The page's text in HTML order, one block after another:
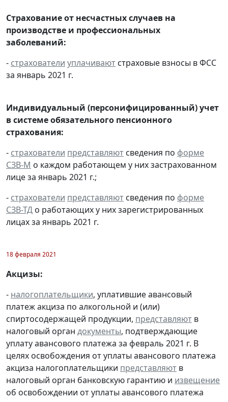
Страхование от несчастных случаев на
производстве и профессиональных
заболеваний:
- страхователи уплачивают страховые взносы в ФСС
за январь 2021 г.
Индивидуальный (персонифицированный) учет
в системе обязательного пенсионного
страхования:
- страхователи представляют сведения по форме
СЗВ-М о каждом работающем у них застрахованном
лице за январь 2021 г.;
- страхователи представляют сведения по форме
СЗВ-ТД о работающих у них зарегистрированных
лицах за январь 2021 г.
18 февраля 2021
Акцизы:
- налогоплательщики, уплатившие авансовый
платеж акциза по алкогольной и (или)
спиртосодержащей продукции, представляют в
налоговый орган документы, подтверждающие
уплату авансового платежа за февраль 2021 г. В
целях освобождения от уплаты авансового платежа
акциза налогоплательщики представляют в
налоговый орган банковскую гарантию и извещение
об освобождении от уплаты авансового платежа